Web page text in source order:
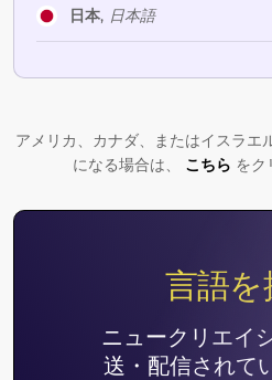
日本, 日本語
アメリカ、カナダ、またはイスラエ
になる場合は、 こちら をク
言語を
ニュークリエイ
送・配信されて